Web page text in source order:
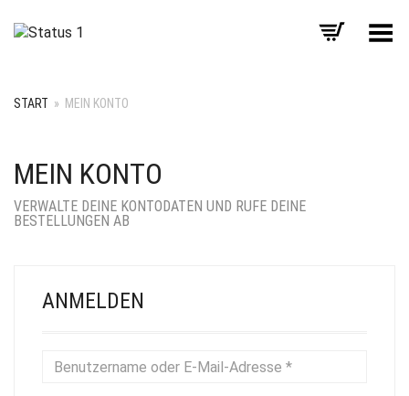
Menü umschalten
START » MEIN KONTO
MEIN KONTO
VERWALTE DEINE KONTODATEN UND RUFE DEINE
BESTELLUNGEN AB
ANMELDEN